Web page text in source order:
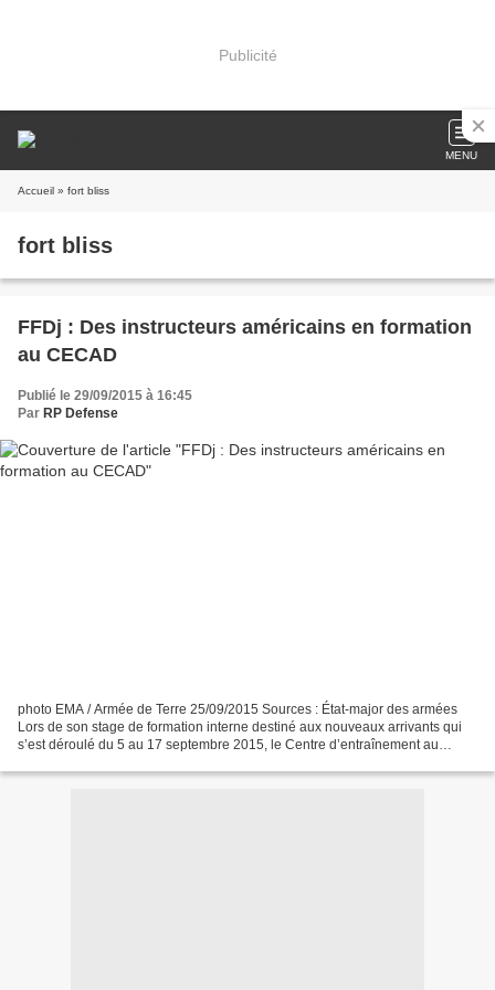
Publicité
MENU
Accueil » fort bliss
fort bliss
FFDj : Des instructeurs américains en formation
au CECAD
Publié le 29/09/2015 à 16:45
Par RP Defense
photo EMA / Armée de Terre 25/09/2015 Sources : État-major des armées
Lors de son stage de formation interne destiné aux nouveaux arrivants qui
s’est déroulé du 5 au 17 septembre 2015, le Centre d’entraînement au